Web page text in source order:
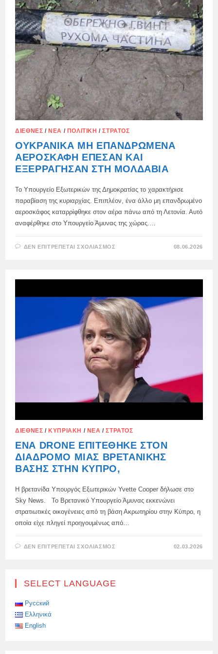
ΔΙΕΘΝΈΣ / ΝΈΑ / ΠΟΛΙΤΙΚΉ /ΣΤΡΑΤΌΣ
ΟΥΚΡΑΝΙΚΆ ΜΗ ΕΠΑΝΔΡΩΜΈΝΑ
ΑΕΡΟΣΚΆΦΗ ΈΠΕΣΑΝ ΚΑΙ
ΕΞΕΡΡΆΓΗΣΑΝ ΣΤΗ ΜΟΛΔΑΒΊΑ
Το Υπουργείο Εξωτερικών της Δημοκρατίας το χαρακτήρισε
παραβίαση της κυριαρχίας. Επιπλέον, ένα άλλο μη επανδρωμένο
αεροσκάφος καταρρίφθηκε στον αέρα πάνω από τη Λετονία. Αυτό
αναφέρθηκε στο Υπουργείο Άμυνας της χώρας.…
ΔΕΝ ΕΠΙΤΡΈΠΕΤΑΙ ΣΧΟΛΙΑΣΜΌΣ
ΈΠΕΣΑΝ
ΣΤΗ
ΜΟΛΔΑΒΊΑ
08.06.2026
ΔΙΕΘΝΈΣ / ΚΥΠΡΙΑΚΉ / ΝΈΑ /ΣΤΡΑΤΌΣ
ΈΝΑ DRONE ΕΠΙΤΈΘΗΚΕ ΣΤΟΝ
ΔΙΆΔΡΟΜΟ ΜΙΑΣ ΒΡΕΤΑΝΙΚΉΣ
ΒΆΣΗΣ ΣΤΗΝ ΚΎΠΡΟ,
Η βρετανίδα Υπουργός Εξωτερικών Yvette Cooper δήλωσε στο
Sky News. Το Βρετανικό Υπουργείο Άμυνας εκκενώνει
στρατιωτικές οικογένειες από τη βάση Ακρωτηρίου στην Κύπρο, η
οποία είχε πληγεί προηγουμένως από…
ΔΕΝ ΕΠΙΤΡΈΠΕΤΑΙ ΣΧΟΛΙΑΣΜΌΣ
ΜΙΑΣ
02.03.2026
SELECT LANGUAGE
Русский
Ελληνικά
English